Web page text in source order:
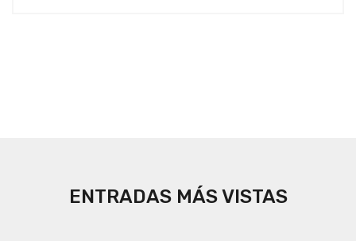
ENTRADAS MÁS VISTAS